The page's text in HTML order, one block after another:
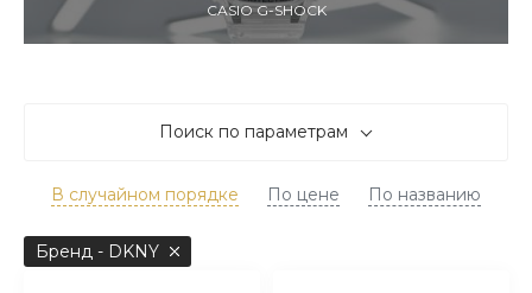
CASIO G-SHOCK
Поиск по параметрам
В случайном порядке По цене По названию
Бренд - DKNY